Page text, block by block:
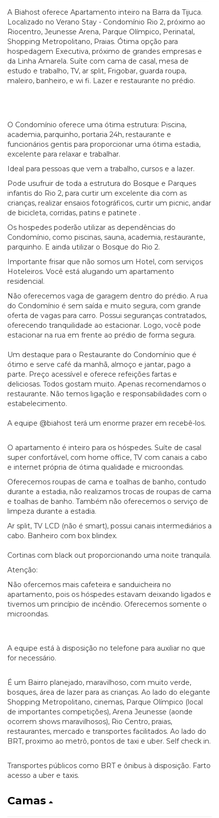
A Biahost oferece Apartamento inteiro na Barra da Tijuca.
Localizado no Verano Stay - Condomínio Rio 2, próximo ao
Riocentro, Jeunesse Arena, Parque Olímpico, Perinatal,
Shopping Metropolitano, Praias. Ótima opção para
hospedagem Executiva, próximo de grandes empresas e
da Linha Amarela. Suíte com cama de casal, mesa de
estudo e trabalho, TV, ar split, Frigobar, guarda roupa,
maleiro, banheiro, e wi fi. Lazer e restaurante no prédio.
O Condomínio oferece uma ótima estrutura: Piscina,
academia, parquinho, portaria 24h, restaurante e
funcionários gentis para proporcionar uma ótima estadia,
excelente para relaxar e trabalhar.
Ideal para pessoas que vem a trabalho, cursos e a lazer.
Pode usufruir de toda a estrutura do Bosque e Parques
infantis do Rio 2, para curtir um excelente dia com as
crianças, realizar ensaios fotográficos, curtir um picnic, andar
de bicicleta, corridas, patins e patinete .
Os hospedes poderão utilizar as dependências do
Condomínio, como piscinas, sauna, academia, restaurante,
parquinho. E ainda utilizar o Bosque do Rio 2.
Importante frisar que não somos um Hotel, com serviços
Hoteleiros. Você está alugando um apartamento
residencial.
Não oferecemos vaga de garagem dentro do prédio. A rua
do Condomínio é sem saída e muito segura, com grande
oferta de vagas para carro. Possui seguranças contratados,
oferecendo tranquilidade ao estacionar. Logo, você pode
estacionar na rua em frente ao prédio de forma segura.
Um destaque para o Restaurante do Condomínio que é
ótimo e serve café da manhã, almoço e jantar, pago a
parte. Preço acessível e oferece refeições fartas e
deliciosas. Todos gostam muito. Apenas recomendamos o
restaurante. Não temos ligação e responsabilidades com o
estabelecimento.
A equipe @biahost terá um enorme prazer em recebê-los.
O apartamento é inteiro para os hóspedes. Suíte de casal
super confortável, com home office, TV com canais a cabo
e internet própria de ótima qualidade e microondas.
Oferecemos roupas de cama e toalhas de banho, contudo
durante a estadia, não realizamos trocas de roupas de cama
e toalhas de banho. Também não oferecemos o serviço de
limpeza durante a estadia.
Ar split, TV LCD (não é smart), possui canais intermediários a
cabo. Banheiro com box blindex.
Cortinas com black out proporcionando uma noite tranquila.
Atenção:
Não ofercemos mais cafeteira e sanduicheira no
apartamento, pois os hóspedes estavam deixando ligados e
tivemos um princípio de incêndio. Oferecemos somente o
microondas.
A equipe está à disposição no telefone para auxiliar no que
for necessário.
É um Bairro planejado, maravilhoso, com muito verde,
bosques, área de lazer para as crianças. Ao lado do elegante
Shopping Metropolitano, cinemas, Parque Olímpico (local
de importantes competições), Arena Jeunesse (aonde
ocorrem shows maravilhosos), Rio Centro, praias,
restaurantes, mercado e transportes facilitados. Ao lado do
BRT, proximo ao metrô, pontos de taxi e uber. Self check in.
Transportes públicos como BRT e ônibus à disposição. Farto
acesso a uber e taxis.
Camas